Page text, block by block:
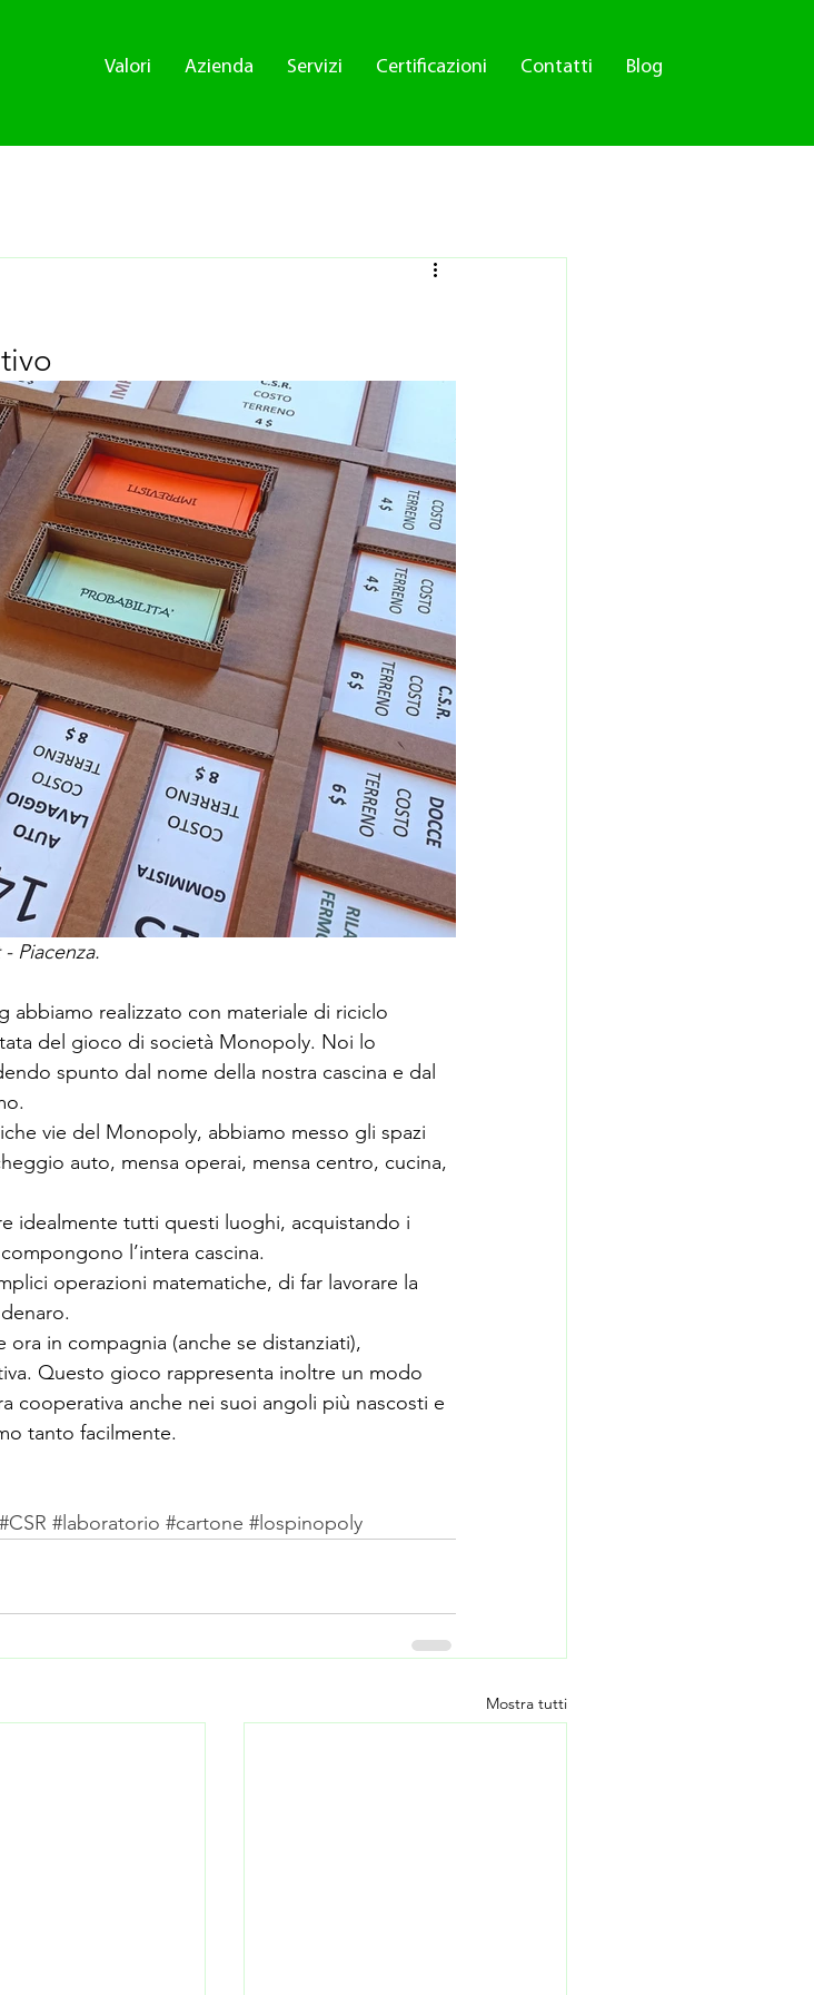
Valori Azienda Servizi Certificazioni Contatti Blog
Piacenza.
abbiamo realizzato con materiale di riciclo
del gioco di società Monopoly. Noi lo
spunto dal nome della nostra cascina e dal
vie del Monopoly, abbiamo messo gli spazi
auto, mensa operai, mensa centro, cucina,
idealmente tutti questi luoghi, acquistando i
l’intera cascina.
operazioni matematiche, di far lavorare la
in compagnia (anche se distanziati),
Questo gioco rappresenta inoltre un modo
cooperativa anche nei suoi angoli più nascosti e
tanto facilmente.
#CSR #laboratorio #cartone #lospinopoly
Mostra tutti